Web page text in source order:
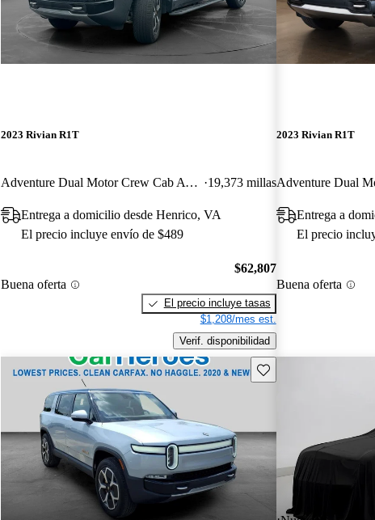
2023 Rivian R1T
Adventure Dual Motor Crew Cab AWD 19,373 millas
Entrega a domicilio desde Henrico, VA
El precio incluye envío de $489
Buena oferta
$62,807
El precio incluye tasas
$1,208/mes est.
Verif. disponibilidad
2023 Rivian R1T
Entrega a
El precio
Buena oferta
Guarda este Aviso